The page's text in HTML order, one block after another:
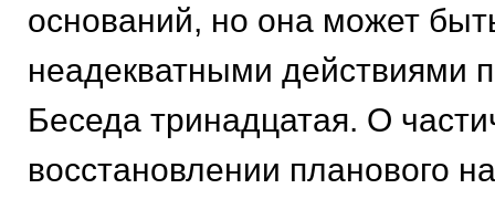
оснований, но она может
неадекватными действиями
Беседа тринадцатая. О
восстановлении планового